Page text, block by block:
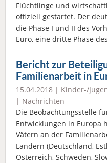
Flüchtlinge und
offiziell gestartet. Der
die Phase I und II des
Euro, eine dritte Phase
Bericht zur
Familienarbeit in
15.04.2018 | Kinder-/
| Nachrichten
Die Beobachtungsstelle
Entwicklungen in Europa
Vätern an der
Ländern (Deutschland,
Österreich, Schweden,